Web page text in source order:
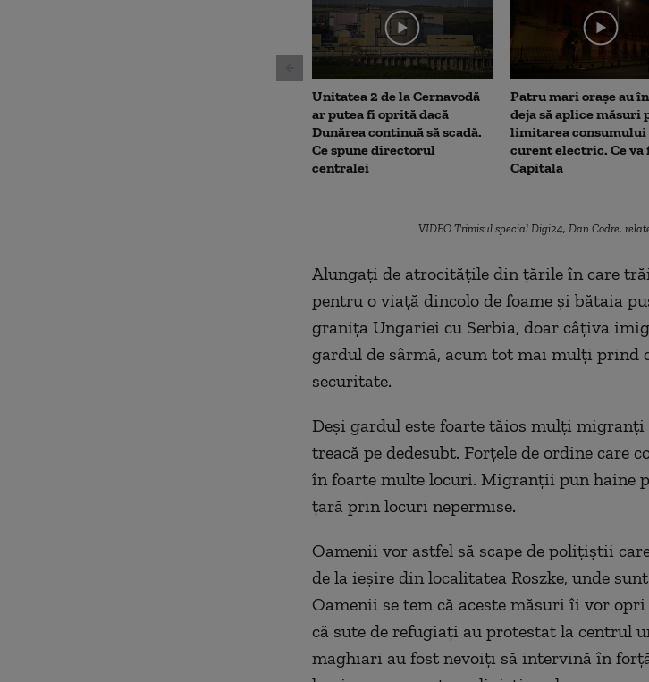
seconds
Volume
90%
Unitatea 2 de la Cernavodă
ar putea fi oprită dacă
Dunărea continuă să scadă.
Ce spune directorul
centralei
Patru mari orașe au
deja să aplice măsuri
limitarea consumului
curent electric. Ce va
Capitala
VIDEO Trimisul special Digi24, Dan Codre,
Alungaţi de atrocităţile din ţările în care
pentru o viaţă dincolo de foame şi bătaia
graniţa Ungariei cu Serbia, doar câţiva
gardul de sârmă, acum tot mai mulţi prind
securitate.
Deşi gardul este foarte tăios mulţi migranţi
treacă pe dedesubt. Forţele de ordine care
în foarte multe locuri. Migranţii pun haine
ţară prin locuri nepermise.
Oamenii vor astfel să scape de poliţiştii
de la ieşire din localitatea Roszke, unde
Oamenii se tem că aceste măsuri îi vor
că sute de refugiaţi au protestat la centrul
maghiari au fost nevoiţi să intervină în